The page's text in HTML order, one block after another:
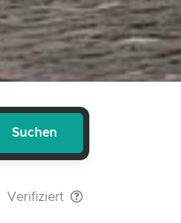
Verifiziert